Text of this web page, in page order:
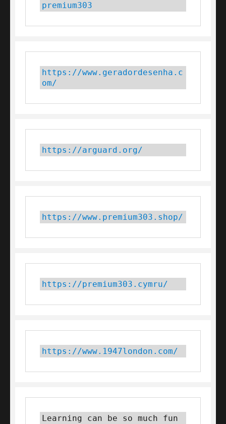
premium303
https://www.geradordesenha.c
om/
https://arguard.org/
https://www.premium303.shop/
https://premium303.cymru/
https://www.1947london.com/
Learning can be so much fun